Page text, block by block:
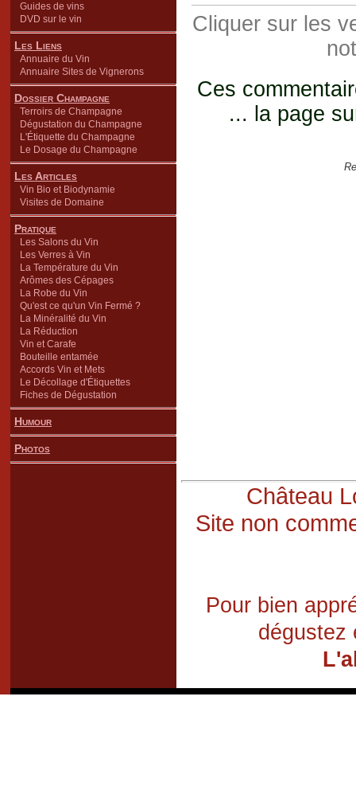
Guides de vins
DVD sur le vin
Les Liens
Annuaire du Vin
Annuaire Sites de Vignerons
Dossier Champagne
Terroirs de Champagne
Dégustation du Champagne
L'Étiquette du Champagne
Le Dosage du Champagne
Les Articles
Vin Bio et Biodynamie
Visites de Domaine
Pratique
Les Salons du Vin
Les Verres à Vin
La Température du Vin
Arômes des Cépages
La Robe du Vin
Qu'est ce qu'un Vin Fermé ?
La Minéralité du Vin
La Réduction
Vin et Carafe
Bouteille entamée
Accords Vin et Mets
Le Décollage d'Étiquettes
Fiches de Dégustation
Humour
Photos
Cliquer sur les
Ces
... la page
Château
Site non
Pour bien
dégustez